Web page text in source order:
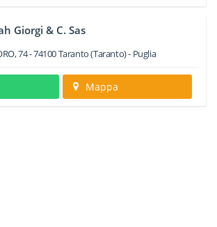
Giorgi & C. Sas
74-74100Taranto(Taranto) - Puglia
Mappa